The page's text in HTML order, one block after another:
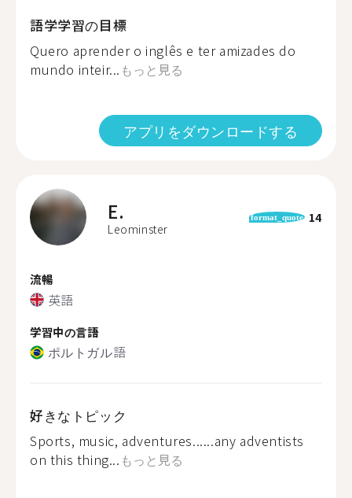
語学学習の目標
Quero aprender o inglês e ter amizades do
mundo inteir... もっと見る
アプリをダウンロードする
E.
Leominster
format_quote 14
流暢
英語
学習中の言語
ポルトガル語
好きなトピック
Sports, music, adventures......any adventists
on this thing... もっと見る